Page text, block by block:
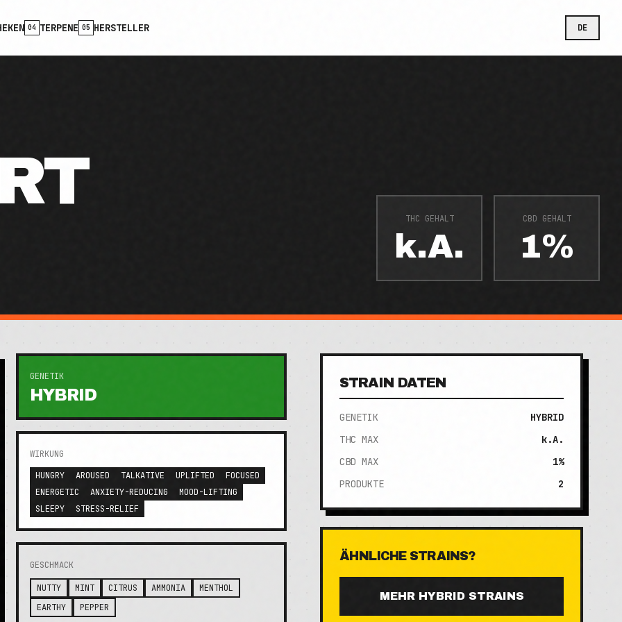
04 TERPENE 05 HERSTELLER DE
THC GEHALT
k.A.
CBD GEHALT
1%
GENETIK
HYBRID
WIRKUNG
HUNGRY
AROUSED TALKATIVE UPLIFTED
FOCUSED
ENERGETIC
ANXIETY-REDUCING
MOOD-LIFTING
SLEEPY
STRESS-RELIEF
GESCHMACK
NUTTY MINT CITRUS AMMONIA
MENTHOL
EARTHY
PEPPER
STRAIN DATEN
GENETIK
HYBRID
THC MAX
k.A.
CBD MAX
1%
PRODUKTE
2
ÄHNLICHE STRAINS?
MEHR HYBRIDSTRAINS